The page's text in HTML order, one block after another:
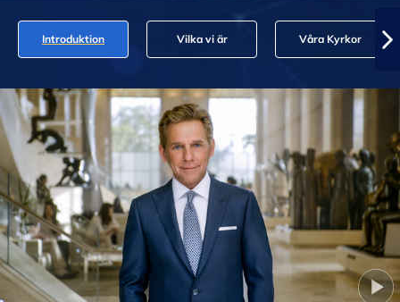
Introduktion Vilka vi är Våra Kyrkor